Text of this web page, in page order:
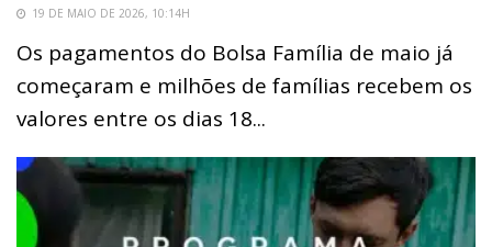
19 DE MAIO DE 2026, 10:14H
Os pagamentos do Bolsa Família de maio já
começaram e milhões de famílias recebem os
valores entre os dias 18...